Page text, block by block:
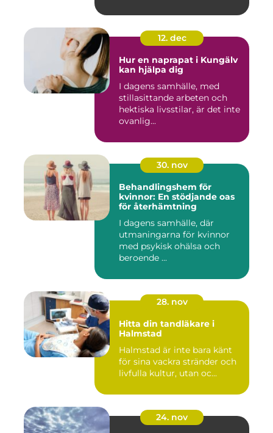
12. dec
Hur en naprapat i Kungälv
kan hjälpa dig
I dagens samhälle, med
stillasittande arbeten och
hektiska livsstilar, är det inte
ovanlig...
30. nov
Behandlingshem för
kvinnor: En stödjande oas
för återhämtning
I dagens samhälle, där
utmaningarna för kvinnor
med psykisk ohälsa och
beroende ...
28. nov
Hitta din tandläkare i
Halmstad
Halmstad är inte bara känt
för sina vackra stränder och
livfulla kultur, utan oc...
24. nov